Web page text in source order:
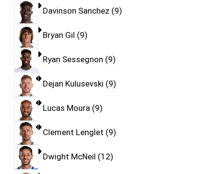
Davinson Sanchez 9
Bryan Gil 9
Ryan Sessegnon 9
Dejan Kulusevski 9
Lucas Moura 9
Clement Lenglet 9
Dwight McNeil 12